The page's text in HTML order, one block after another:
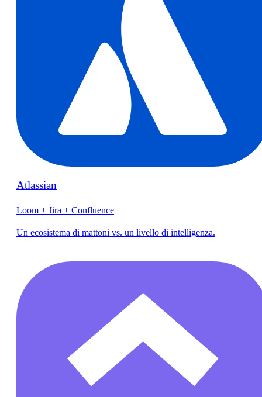
Atlassian
Loom + Jira + Confluence